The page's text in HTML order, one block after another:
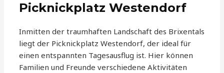
Picknickplatz Westendorf
Inmitten der traumhaften Landschaft des Brixentals
liegt der Picknickplatz Westendorf, der ideal für
einen entspannten Tagesausflug ist. Hier können
Familien und Freunde verschiedene Aktivitäten